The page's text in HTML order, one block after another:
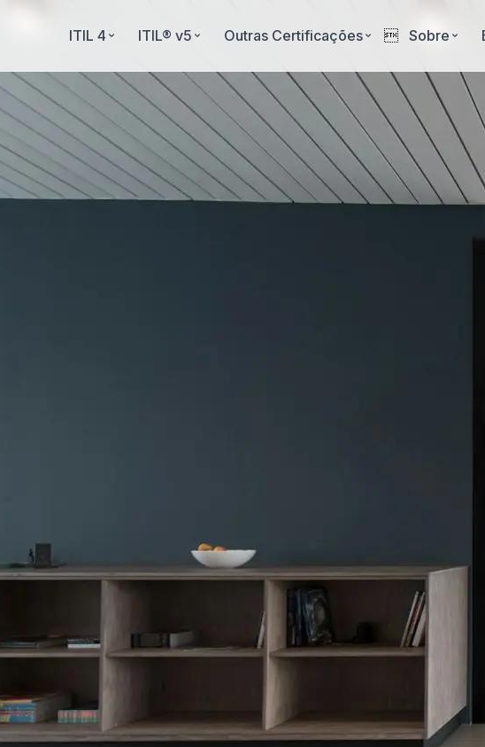
ITIL 4 ITIL® v5 Outras Certificações  Sobre